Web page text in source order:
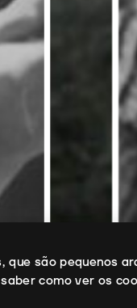
que são pequenos
como ver os